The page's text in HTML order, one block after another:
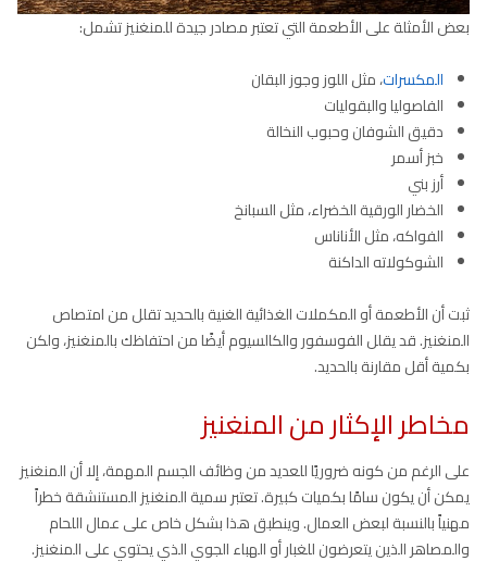
بعض الأمثلة على الأطعمة التي تعتبر مصادر جيدة للمنغنيز تشمل:
المكسرات، مثل اللوز وجوز البقان
الفاصوليا والبقوليات
دقيق الشوفان وحبوب النخالة
خبز أسمر
أرز بني
الخضار الورقية الخضراء، مثل السبانخ
الفواكه، مثل الأناناس
الشوكولاته الداكنة
ثبت أن الأطعمة أو المكملات الغذائية الغنية بالحديد تقلل من امتصاص
المنغنيز. قد يقلل الفوسفور والكالسيوم أيضًا من احتفاظك بالمنغنيز، ولكن
بكمية أقل مقارنة بالحديد.
مخاطر الإكثار من المنغنيز
على الرغم من كونه ضروريًا للعديد من وظائف الجسم المهمة، إلا أن المنغنيز
يمكن أن يكون سامًا بكميات كبيرة. تعتبر سمية المنغنيز المستنشقة خطراً
مهنياً بالنسبة لبعض العمال. وينطبق هذا بشكل خاص على عمال اللحام
والمصاهر الذين يتعرضون للغبار أو الهباء الجوي الذي يحتوي على المنغنيز.